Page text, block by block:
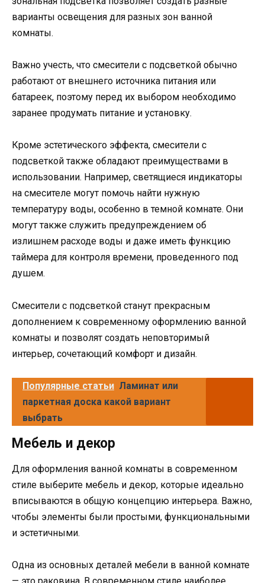
варианты освещения для разных зон ванной
комнаты.
Важно учесть, что смесители с подсветкой обычно
работают от внешнего источника питания или
батареек, поэтому перед их выбором необходимо
заранее продумать питание и установку.
Кроме эстетического эффекта, смесители с
подсветкой также обладают преимуществами в
использовании. Например, светящиеся индикаторы
на смесителе могут помочь найти нужную
температуру воды, особенно в темной комнате. Они
могут также служить предупреждением об
излишнем расходе воды и даже иметь функцию
таймера для контроля времени, проведенного под
душем.
Смесители с подсветкой станут прекрасным
дополнением к современному оформлению ванной
комнаты и позволят создать неповторимый
интерьер, сочетающий комфорт и дизайн.
Популярные статьи Ламинат или
паркетная доска какой вариант
выбрать
Мебель и декор
Для оформления ванной комнаты в современном
стиле выберите мебель и декор, которые идеально
вписываются в общую концепцию интерьера. Важно,
чтобы элементы были простыми, функциональными
и эстетичными.
Одна из основных деталей мебели в ванной комнате